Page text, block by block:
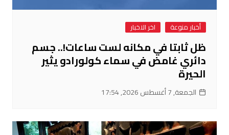
أخبار منوعة اخر الاخبار
ظل ثابتا في مكانه لست ساعات!.. جسم
دائري غامض في سماء كولورادو يثير
الحيرة
الجمعة, 7 أغسطس 2026, 17:54